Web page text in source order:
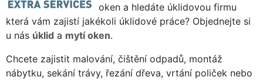
oken a hledáte úklidovou firmu
která vám zajistí jakékoli úklidové práce? Objednejte si
u nás úklid a mytí oken.
Chcete zajistit malování, čištění odpadů, montáž
nábytku, sekání trávy, řezání dřeva, vrtání poliček nebo